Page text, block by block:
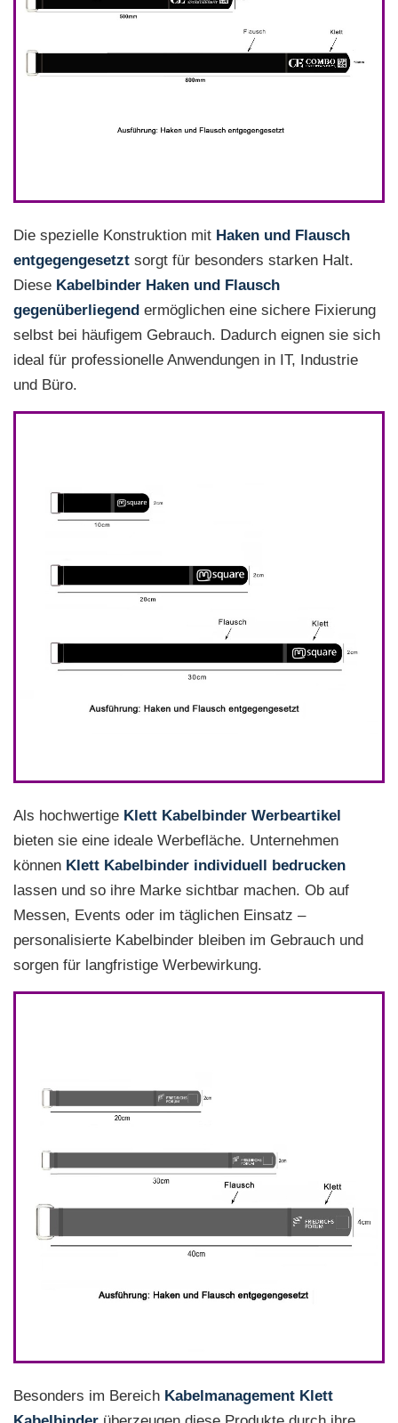
Die spezielle Konstruktion mit Haken und Flausch
entgegengesetzt sorgt für besonders starken Halt.
Diese Kabelbinder Haken und Flausch
gegenüberliegend ermöglichen eine sichere Fixierung
selbst bei häufigem Gebrauch. Dadurch eignen sie sich
ideal für professionelle Anwendungen in IT, Industrie
und Büro.
Als hochwertige Klett Kabelbinder Werbeartikel
bieten sie eine ideale Werbefläche. Unternehmen
können Klett Kabelbinder individuell bedrucken
lassen und so ihre Marke sichtbar machen. Ob auf
Messen, Events oder im täglichen Einsatz –
personalisierte Kabelbinder bleiben im Gebrauch und
sorgen für langfristige Werbewirkung.
Besonders im Bereich Kabelmanagement Klett